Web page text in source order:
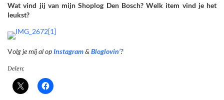
Wat vind jij van mijn Shoplog Den Bosch? Welk item vind je het
leukst?
Volg je mij al opInstagram& Bloglovin’?
Delen: